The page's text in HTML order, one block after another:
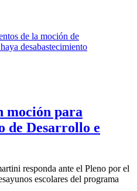
moción para
de Desarrollo e
responda ante el Pleno por el
escolares del programa